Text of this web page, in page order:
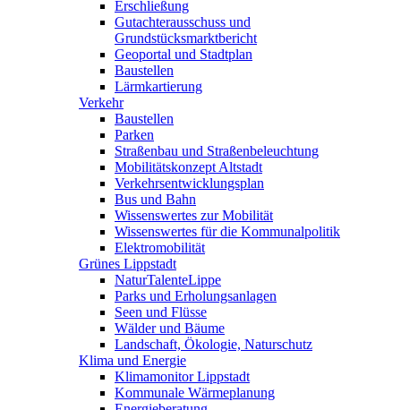
Erschließung
Gutachterausschuss und
Grundstücksmarktbericht
Geoportal und Stadtplan
Baustellen
Lärmkartierung
Verkehr
Baustellen
Parken
Straßenbau und Straßenbeleuchtung
Mobilitätskonzept Altstadt
Verkehrsentwicklungsplan
Bus und Bahn
Wissenswertes zur Mobilität
Wissenswertes für die Kommunalpolitik
Elektromobilität
Grünes Lippstadt
NaturTalenteLippe
Parks und Erholungsanlagen
Seen und Flüsse
Wälder und Bäume
Landschaft, Ökologie, Naturschutz
Klima und Energie
Klimamonitor Lippstadt
Kommunale Wärmeplanung